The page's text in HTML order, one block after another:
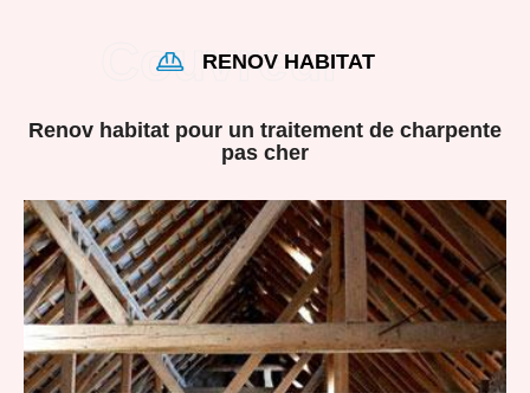
RENOV HABITAT
Renov habitat pour un traitement de charpente
pas cher